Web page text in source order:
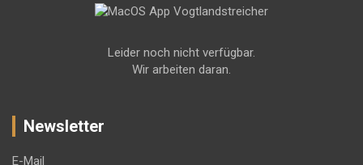
Leider noch nicht verfügbar.
Wir arbeiten daran.
Newsletter
E-Mail